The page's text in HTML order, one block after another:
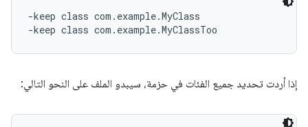
-keep class com.example.MyClass
إذا أردت تحديد جميع الفئات في حزمة، سيبدو الملف على النحو التالي: